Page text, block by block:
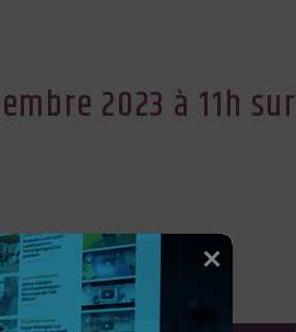
pour
2023 à 11h sur